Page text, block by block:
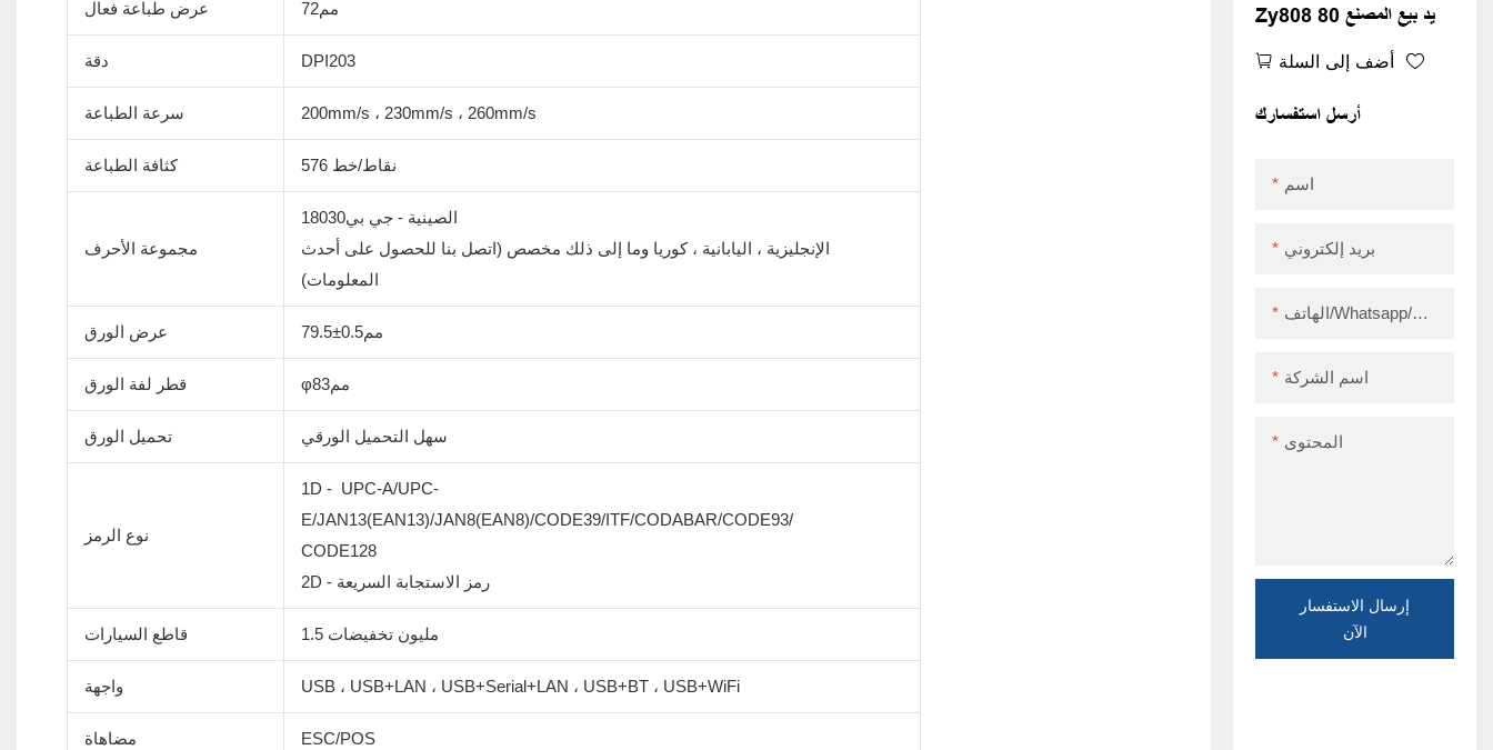
Zy808 جيد بيع المصنع 80
مم استلام حراري طابعة فندق
Order Order Pill
Printer USB
أضف إلى السلة
أرسل استفسارك
اسم
بريد إلكتروني
الهاتف/Whatsapp/Skype
اسم الشركة
المحتوى
إرسال الاستفسار
الآن
عرض طباعة فعال مم72
دقة DPI203
سرعة الطباعة 200mm/s ، 230mm/s ، 260mm/s
كثافة الطباعة 576 نقاط/خط
مجموعة الأحرف
الصينية - جي بي18030
الإنجليزية ، اليابانية ، كوريا وما إلى ذلك مخصص (اتصل بنا للحصول على أحدث
المعلومات)
عرض الورق 79.5±مم0.5
قطر لفة الورق φمم83
تحميل الورق سهل التحميل الورقي
نوع الرمز
1D - UPC-A/UPC-
E/JAN13(EAN13)/JAN8(EAN8)/CODE39/ITF/CODABAR/CODE93/
CODE128
2D - رمز الاستجابة السريعة
قاطع السيارات 1.5 مليون تخفيضات
واجهة USB ، USB+LAN ، USB+Serial+LAN ، USB+BT ، USB+WiFi
مضاهاة ESC/POS